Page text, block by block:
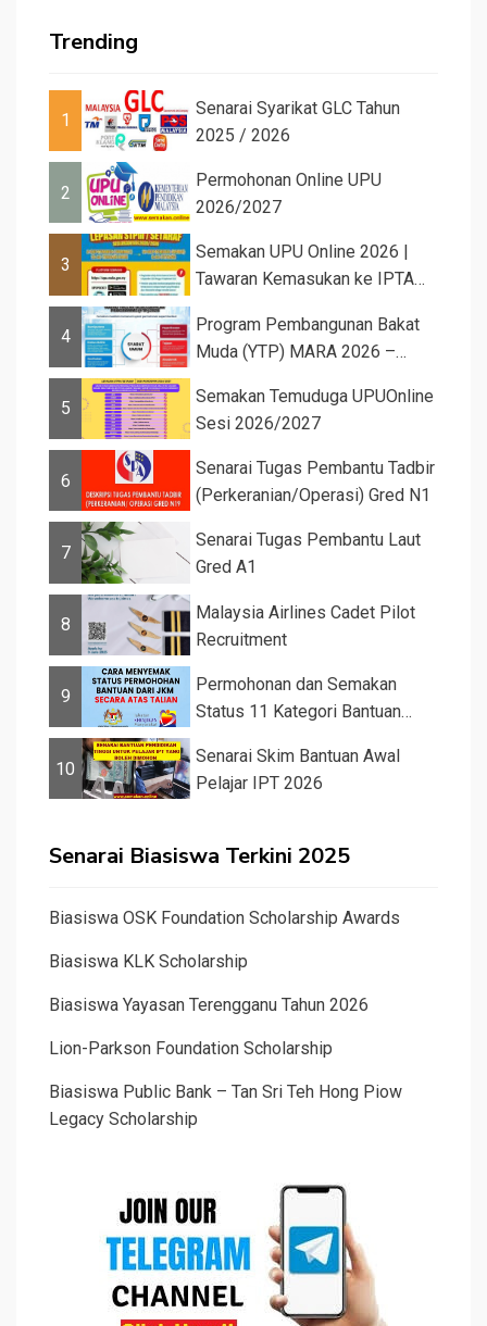
Trending
1
Senarai Syarikat GLC Tahun
2025 / 2026
2
Permohonan Online UPU
2026/2027
3
Semakan UPU Online 2026 |
Tawaran Kemasukan ke IPTA
4
Program Pembangunan Bakat
Muda (YTP) MARA 2026 –
5
Semakan Temuduga UPUOnline
Sesi 2026/2027
6
Senarai Tugas Pembantu Tadbir
(Perkeranian/Operasi) Gred N1
7
Senarai Tugas Pembantu Laut
Gred A1
8
Malaysia Airlines Cadet Pilot
Recruitment
9
Permohonan dan Semakan
Status 11 Kategori Bantuan
10
Senarai Skim Bantuan Awal
Pelajar IPT 2026
Senarai Biasiswa Terkini 2025
Biasiswa OSK Foundation Scholarship Awards
Biasiswa KLK Scholarship
Biasiswa Yayasan Terengganu Tahun 2026
Lion-Parkson Foundation Scholarship
Biasiswa Public Bank – Tan Sri Teh Hong Piow
Legacy Scholarship